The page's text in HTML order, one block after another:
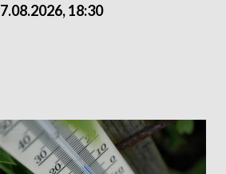
7.08.2026, 18:30